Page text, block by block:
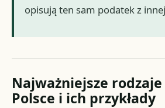
opisują ten sam podatek z
Najważniejsze
Polsce i ich przykłady